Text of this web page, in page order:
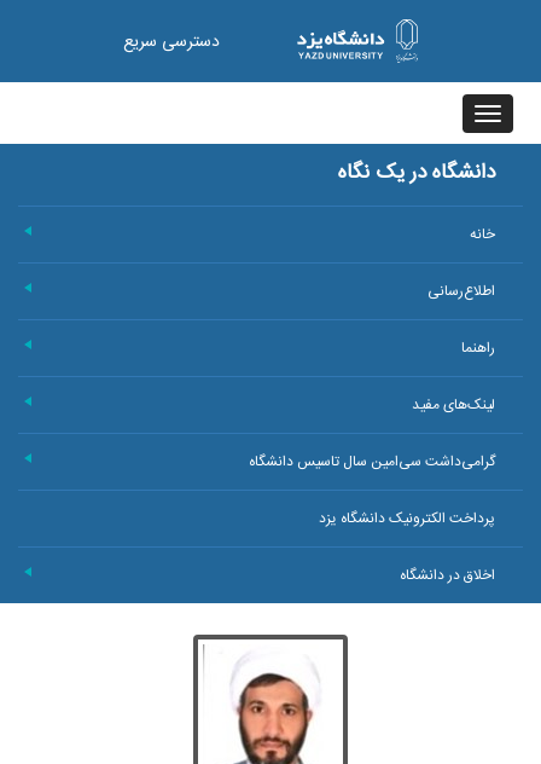
دسترسی سریع
Toggle
navigation
دانشگاه در یک نگاه
خانه
اطلاع‌رسانی
راهنما
لینک‌های مفید
گرامی‌داشت سی‌امین سال تاسیس دانشگاه
پرداخت الکترونیک دانشگاه یزد
اخلاق در دانشگاه